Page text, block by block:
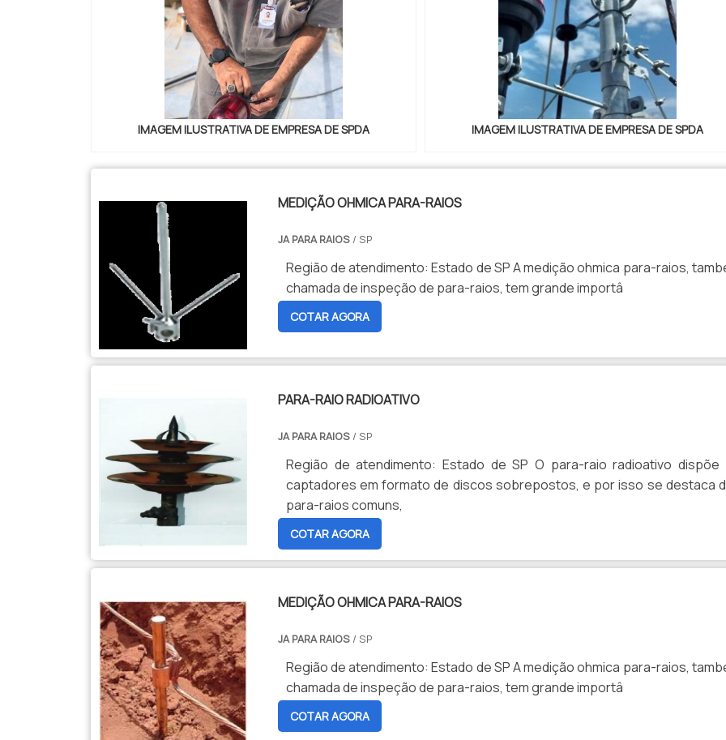
IMAGEM ILUSTRATIVA DE EMPRESA DE SPDA IMAGEM ILUSTRATIVA DE EMPRESA DE SPDA
MEDIÇÃO OHMICA PARA-RAIOS
JA PARA RAIOS/ SP
Região de atendimento: Estado de SP A medição ohmica para-raios,
chamada de inspeção de para-raios, tem grande importâ
COTAR AGORA
PARA-RAIO RADIOATIVO
JA PARA RAIOS/ SP
Região de atendimento: Estado de SP O para-raio radioativo dispõe
captadores em formato de discos sobrepostos, e por isso se destaca
para-raios comuns,
COTAR AGORA
MEDIÇÃO OHMICA PARA-RAIOS
JA PARA RAIOS/ SP
Região de atendimento: Estado de SP A medição ohmica para-raios,
chamada de inspeção de para-raios, tem grande importâ
COTAR AGORA